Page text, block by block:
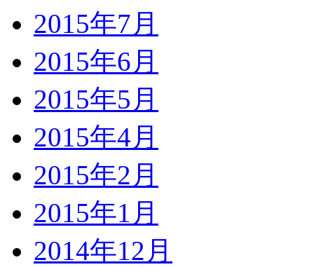
2015年7月
2015年6月
2015年5月
2015年4月
2015年2月
2015年1月
2014年12月